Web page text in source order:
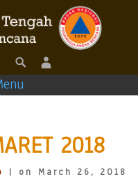
2018
| on March 26, 2018